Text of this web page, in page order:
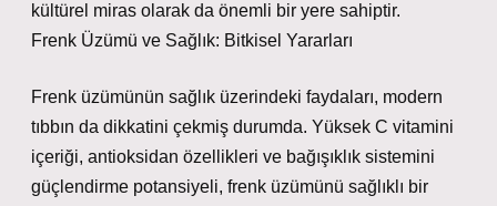
kültürel miras olarak da önemli bir yere sahiptir.
Frenk Üzümü ve Sağlık: Bitkisel Yararları
Frenk üzümünün sağlık üzerindeki faydaları, modern
tıbbın da dikkatini çekmiş durumda. Yüksek C vitamini
içeriği, antioksidan özellikleri ve bağışıklık sistemini
güçlendirme potansiyeli, frenk üzümünü sağlıklı bir